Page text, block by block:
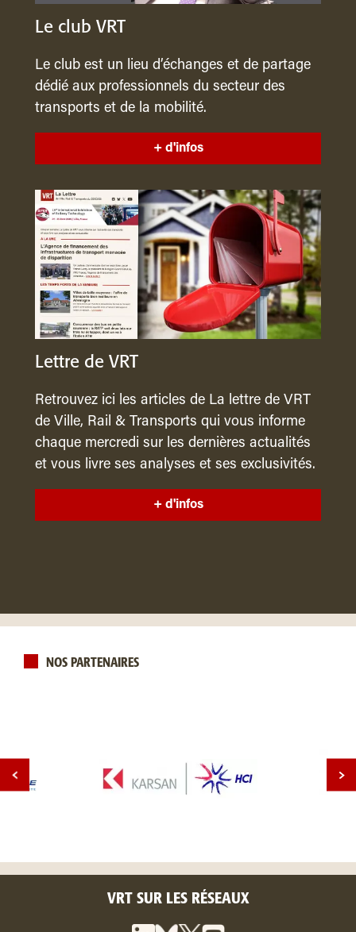
Le club VRT
Le club est un lieu d’échanges et de partage
dédié aux professionnels du secteur des
transports et de la mobilité.
+ d'infos
Lettre de VRT
Retrouvez ici les articles de La lettre de VRT
de Ville, Rail & Transports qui vous informe
chaque mercredi sur les dernières actualités
et vous livre ses analyses et ses exclusivités.
+ d'infos
NOS PARTENAIRES
VRT SUR LES RÉSEAUX